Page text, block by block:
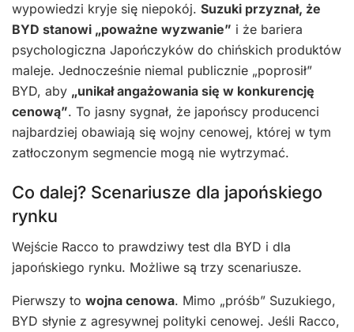
wypowiedzi kryje się niepokój. Suzuki przyznał, że
BYD stanowi „poważne wyzwanie” i że bariera
psychologiczna Japończyków do chińskich produktów
maleje. Jednocześnie niemal publicznie „poprosił”
BYD, aby „unikał angażowania się w konkurencję
cenową”. To jasny sygnał, że japońscy producenci
najbardziej obawiają się wojny cenowej, której w tym
zatłoczonym segmencie mogą nie wytrzymać.
Co dalej? Scenariusze dla japońskiego
rynku
Wejście Racco to prawdziwy test dla BYD i dla
japońskiego rynku. Możliwe są trzy scenariusze.
Pierwszy to wojna cenowa. Mimo „próśb” Suzukiego,
BYD słynie z agresywnej polityki cenowej. Jeśli Racco,